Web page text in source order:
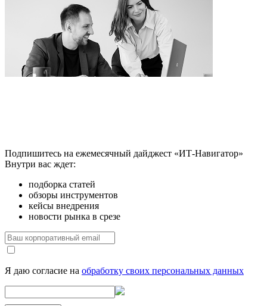
Подпишитесь на ежемесячный дайджест «ИТ-Навигатор»
Внутри вас ждет:
подборка статей
обзоры инструментов
кейсы внедрения
новости рынка в срезе
Я даю согласие на обработку своих персональных данных